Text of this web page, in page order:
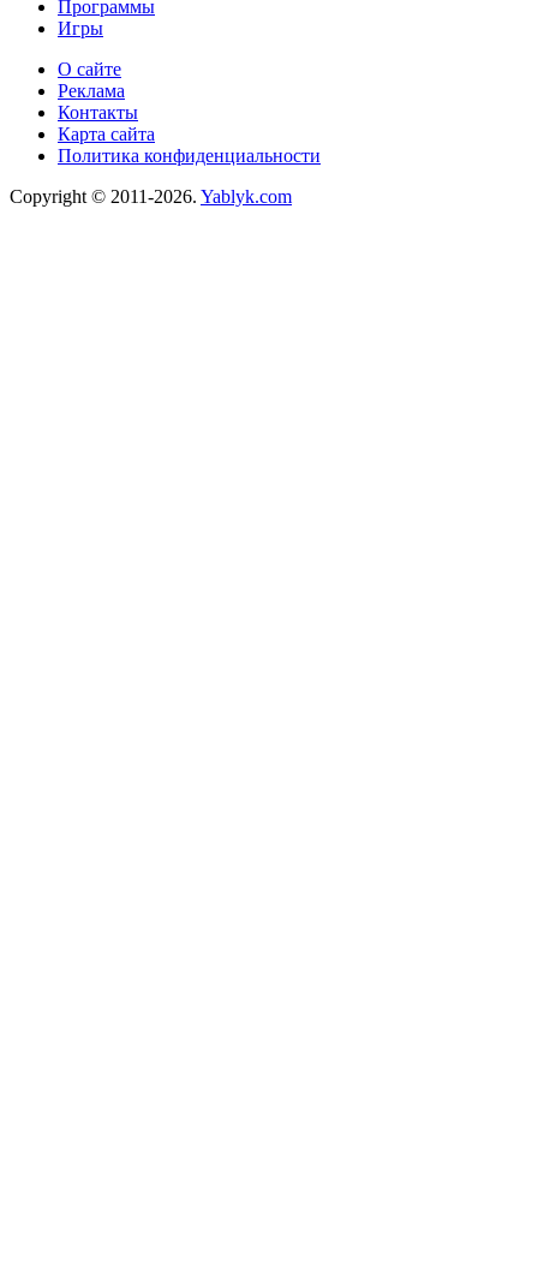
Программы
Игры
О сайте
Реклама
Контакты
Карта сайта
Политика конфиденциальности
Copyright © 2011-2026. Yablyk.сom